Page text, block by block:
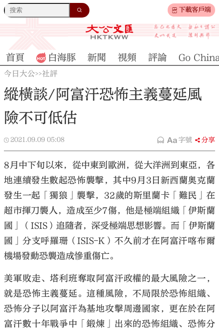
下載客戶端
大公文匯
首頁 白海豚 新聞 視頻 評論 Go
今日大公>>社評
縱橫談/阿富汗恐怖主義蔓延風
險不可低估
2021.09.09 05:08 字號 分享
8月中下旬以來，從中東到歐洲，從大洋洲到東亞，各
地連續發生數起恐怖襲擊，其中9月3日新西蘭奧克蘭
發生一起「獨狼」襲擊，32歲的斯里蘭卡「難民」在
超市揮刀襲人，造成至少7傷，他是極端組織「伊斯蘭
國」（ISIS）追隨者，深受極端思想影響。而「伊斯蘭
國」分支呼羅珊（ISIS-K）不久前才在阿富汗喀布爾
機場發動恐襲造成慘重傷亡。
美軍敗走、塔利班奪取阿富汗政權的最大風險之一，
就是恐怖主義蔓延。這種風險，不局限於恐怖組織、
恐怖分子以阿富汗為基地攻擊周邊國家，更在於在阿
富汗數十年戰爭中「鍛煉」出來的恐怖組織、恐怖分